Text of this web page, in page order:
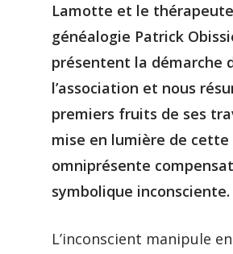
Lamotte et le
généalogie Patrick
présentent la démarche
l’association et nous
premiers fruits de ses
mise en lumière de cette
omniprésente
symbolique inconsciente.
L’inconscient manipule en